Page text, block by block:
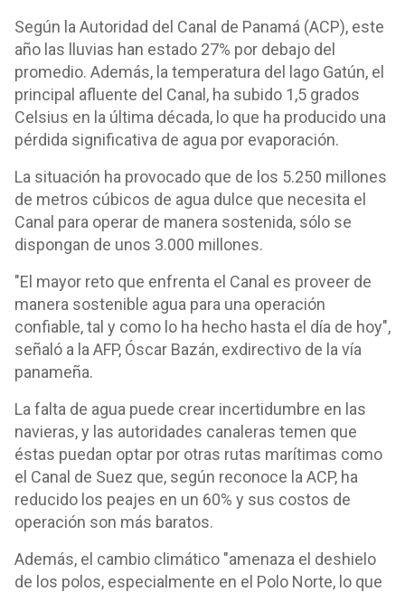
Según la Autoridad del Canal de Panamá (ACP), este
año las lluvias han estado 27% por debajo del
promedio. Además, la temperatura del lago Gatún, el
principal afluente del Canal, ha subido 1,5 grados
Celsius en la última década, lo que ha producido una
pérdida significativa de agua por evaporación.
La situación ha provocado que de los 5.250 millones
de metros cúbicos de agua dulce que necesita el
Canal para operar de manera sostenida, sólo se
dispongan de unos 3.000 millones.
"El mayor reto que enfrenta el Canal es proveer de
manera sostenible agua para una operación
confiable, tal y como lo ha hecho hasta el día de hoy",
señaló a la AFP, Óscar Bazán, exdirectivo de la vía
panameña.
La falta de agua puede crear incertidumbre en las
navieras, y las autoridades canaleras temen que
éstas puedan optar por otras rutas marítimas como
el Canal de Suez que, según reconoce la ACP, ha
reducido los peajes en un 60% y sus costos de
operación son más baratos.
Además, el cambio climático "amenaza el deshielo
de los polos, especialmente en el Polo Norte, lo que